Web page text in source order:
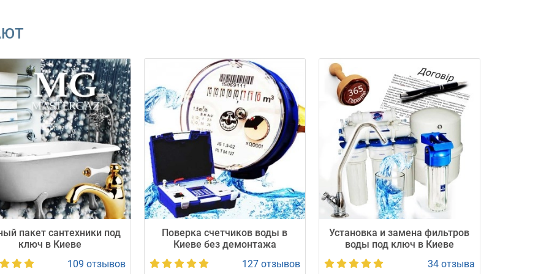
во всех районах Киева.
целый день».
нашу пломбу без перепломбирования.
и получите официальное подтверждение учёта за 1–2 недели!
точное время приезда, в том числе в утренние или вечерние часы.
Акт.
статус и платите только за фактический объём воды.
пакет сантехники под
ключ в Киеве
109 отзывов
Поверка счетчиков воды в
Киеве без демонтажа
127 отзывов
Установка и замена фильтров
воды под ключ в Киеве
34 отзыва